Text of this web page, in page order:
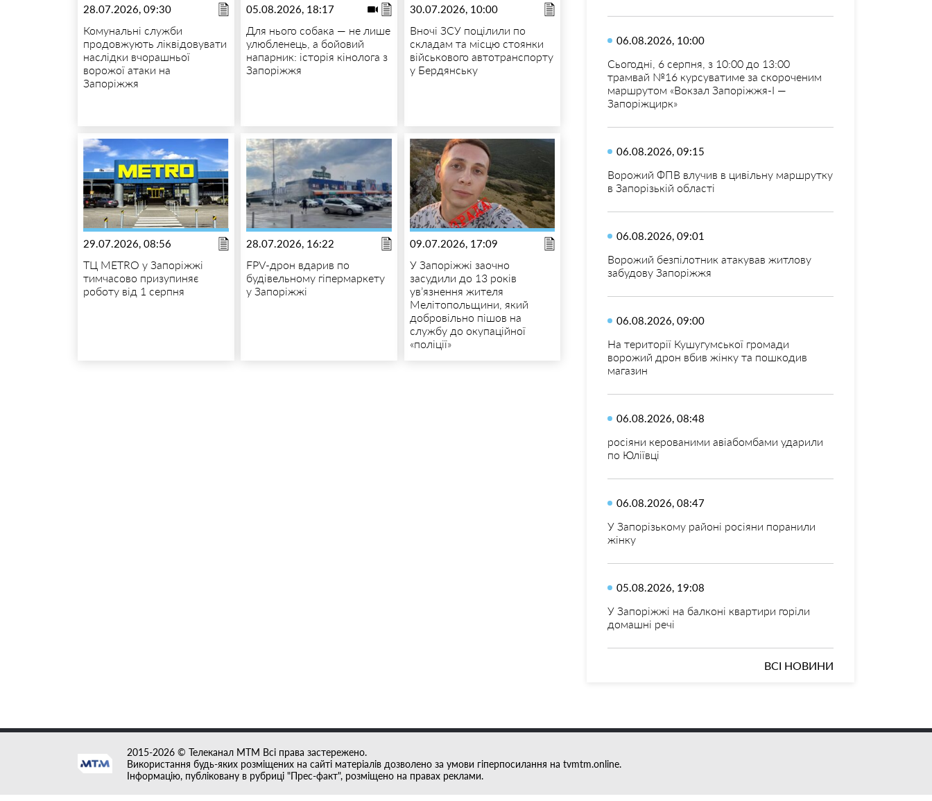
28.07.2026, 09:30
Комунальні служби
продовжують ліквідовувати
наслідки вчорашньої
ворожої атаки на
Запоріжжя
05.08.2026, 18:17
Для нього собака — не лише
улюбленець, а бойовий
напарник: історія кінолога з
Запоріжжя
30.07.2026, 10:00
Вночі ЗСУ поцілили по
складам та місцю стоянки
військового автотранспорту
у Бердянську
29.07.2026, 08:56
ТЦ METRO у Запоріжжі
тимчасово призупиняє
роботу від 1 серпня
28.07.2026, 16:22
FPV-дрон вдарив по
будівельному гіпермаркету
у Запоріжжі
09.07.2026, 17:09
У Запоріжжі заочно
засудили до 13 років
ув’язнення жителя
Мелітопольщини, який
добровільно пішов на
службу до окупаційної
«поліції»
06.08.2026, 10:00
Сьогодні, 6 серпня, з 10:00 до 13:00
трамвай №16 курсуватиме за скороченим
маршрутом «Вокзал Запоріжжя-I —
Запоріжцирк»
06.08.2026, 09:15
Ворожий ФПВ влучив в цивільну маршрутку
в Запорізькій області
06.08.2026, 09:01
Ворожий безпілотник атакував житлову
забудову Запоріжжя
06.08.2026, 09:00
На території Кушугумської громади
ворожий дрон вбив жінку та пошкодив
магазин
06.08.2026, 08:48
росіяни керованими авіабомбами ударили
по Юліївці
06.08.2026, 08:47
У Запорізькому районі росіяни поранили
жінку
05.08.2026, 19:08
У Запоріжжі на балконі квартири горіли
домашні речі
ВСІ НОВИНИ
2015-2026 © Телеканал MTM Всі права застережено.
Використання будь-яких розміщених на сайті матеріалів дозволено за умови гіперпосилання на tvmtm.online.
Інформацію, публіковану в рубриці "Прес-факт", розміщено на правах реклами.